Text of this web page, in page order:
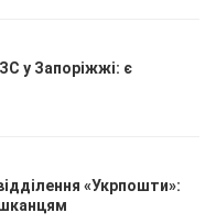
у Запоріжжі: є
«Укрпошти»: